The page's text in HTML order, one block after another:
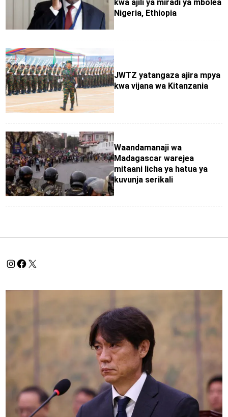
kwa ajili ya miradi ya mbolea
Nigeria, Ethiopia
JWTZ yatangaza ajira mpya
kwa vijana wa Kitanzania
Waandamanaji wa
Madagascar warejea
mitaani licha ya hatua ya
kuvunja serikali